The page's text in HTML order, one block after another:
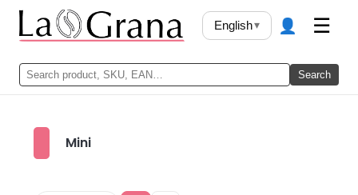
Search
English▾ 👤 ☰
Mini